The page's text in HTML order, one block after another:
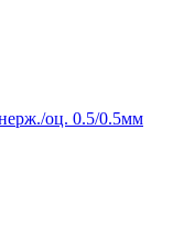
оц. 0.5/0.5мм